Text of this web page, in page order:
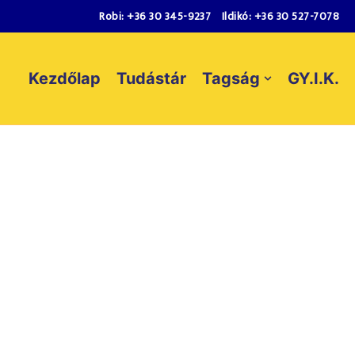
Robi:+36 30 345-9237 Ildikó:+36 30 527-7078
Kezdőlap Tudástár Tagság GY.I.K.